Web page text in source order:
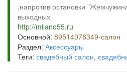
,напротив остановки
выходных
http://milano55.ru
Основной: 89514078349-салон
Раздел: Аксессуары
Теги: свадебный салон,